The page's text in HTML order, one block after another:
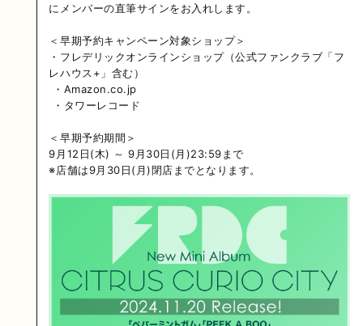
にメンバーの直筆サインをお入れします。
＜早期予約キャンペーン対象ショップ＞
・フレデリックオンラインショップ（公式ファンクラブ「フ
レハウス+」含む）
・Amazon.co.jp
・タワーレコード
＜早期予約期間＞
9月12日(木) ～ 9月30日(月)23:59まで
※店舗は9月30日(月)閉店までとなります。